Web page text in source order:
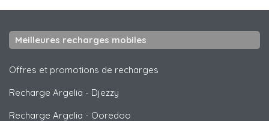
Meilleures recharges mobiles
Offres et promotions de recharges
Recharge Argelia - Djezzy
Recharge Argelia - Ooredoo